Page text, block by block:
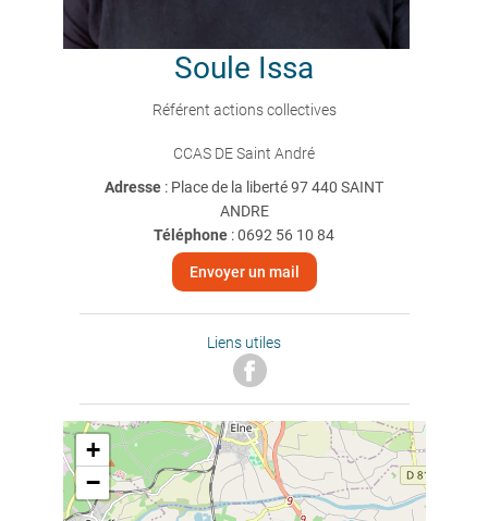
Soule Issa
Référent actions collectives
CCAS DE Saint André
Adresse : Place de la liberté 97 440 SAINT
ANDRE
Téléphone :0692 56 10 84
Envoyer un mail
Liens utiles
+
−